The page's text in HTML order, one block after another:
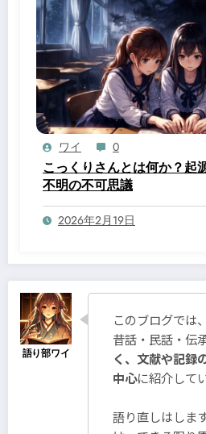
ワイ 0
こっくりさんとは何か？起
不明の不可思議
2026年2月19日
このブログでは
昔話・民話・伝承
く、文献や記録
中心に紹介して
語り直しはしま